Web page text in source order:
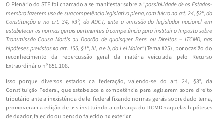
O Plenário do STF foi chamado a se manifestar sobre a “possibilidade de os Estados-
membro fazerem uso de sua competência legislativa plena, com fulcro no art. 24, §3º, da
Constituição e no art. 34, §3º, do ADCT, ante a omissão do legislador nacional em
estabelecer as normas gerais pertinentes à competência para instituir o Imposto sobre
Transmissão Causa Mortis ou Doação de quaisquer Bens ou Direitos – ITCMD, nas
hipóteses previstas no art. 155, §1º, III, a e b, da Lei Maior”(Tema 825), por ocasião do
reconhecimento da repercussão geral da matéria veiculada pelo Recurso
Extraordinário nº 851.108.
Isso porque diversos estados da federação, valendo-se do art. 24, §3º, da
Constituição Federal, que estabelece a competência para legislarem sobre direito
tributário ante a inexistência de lei federal fixando normas gerais sobre dado tema,
promoveram a edição de leis instituindo a cobrança do ITCMD naquelas hipóteses
de doador, falecido ou bens do falecido no exterior.